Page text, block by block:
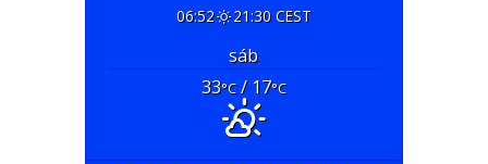
06:52 21:30 CEST
sáb
33°C/ 17°C